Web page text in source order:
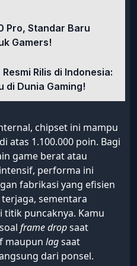
Pro, Standar Baru
Gamers!
Rilis di Indonesia:
di Dunia Gaming!
chipset ini mampu
atas 1.100.000 poin. Bagi
game berat atau
performa ini
fabrikasi yang efisien
sementara
puncaknya. Kamu
frame dropsaat
maupun lagsaat
dari ponsel.